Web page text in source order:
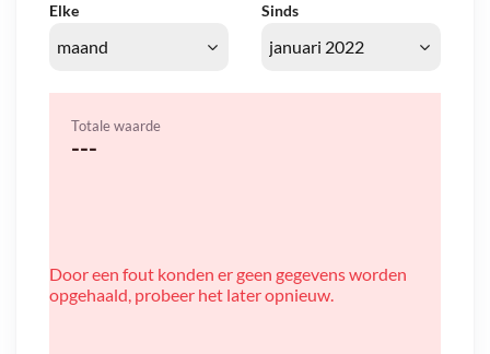
Elke Sinds
Totale waarde
---
Door een fout konden er geen gegevens worden
opgehaald, probeer het later opnieuw.